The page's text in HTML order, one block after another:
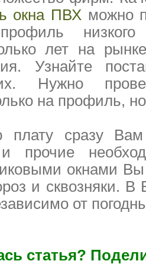
окна ПВХ можно
низкого
лет на
Узнайте
Нужно
на профиль,
плату сразу Вам
и прочие
окнами
и сквозняки. В
от
статья?